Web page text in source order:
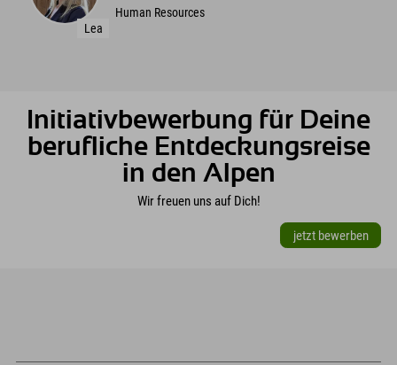
Lea
Human Resources
Initiativbewerbung für Deine
berufliche Entdeckungsreise
in den Alpen
Wir freuen uns auf Dich!
jetzt bewerben